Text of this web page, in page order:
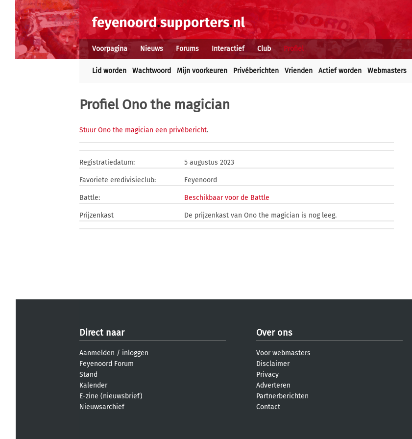
Voorpagina Nieuws Forums Interactief Club Profiel
Lid worden Wachtwoord Mijn voorkeuren Privéberichten Vrienden Actief worden Webmasters
Profiel Ono the magician
Stuur Ono the magician een privébericht.
Registratiedatum: 5 augustus 2023
Favoriete eredivisieclub: Feyenoord
Battle: Beschikbaar voor de Battle
Prijzenkast De prijzenkast van Ono the magician is nog leeg.
Direct naar
Aanmelden / inloggen
Feyenoord Forum
Stand
Kalender
E-zine (nieuwsbrief)
Nieuwsarchief
Over ons
Voor webmasters
Disclaimer
Privacy
Adverteren
Partnerberichten
Contact